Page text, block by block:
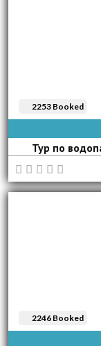
Тур по
2253 Booked
2246 Booked